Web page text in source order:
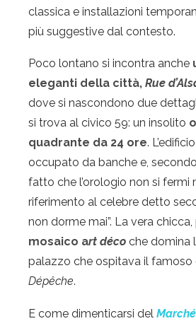
classica e installazioni
più suggestive dal contesto.
Poco lontano si incontra anche
eleganti della città, Rue
dove si nascondono due
si trova al civico 59: un insolito
quadrante da 24 ore.
occupato da banche e,
fatto che l’orologio non si fermi
riferimento al celebre detto
non dorme mai”. La vera chicca,
mosaico art déco che domina
palazzo che ospitava il famoso
Dépêche.
E come dimenticarsi del